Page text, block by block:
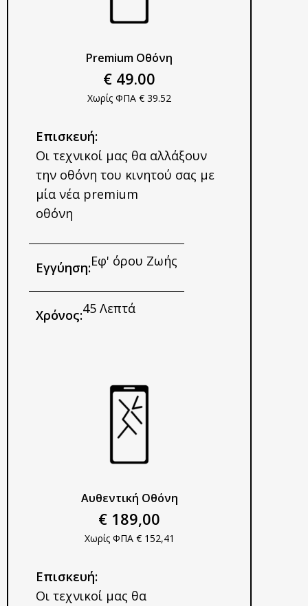
Premium Οθόνη​
€ 49.00
Χωρίς ΦΠΑ € 39.52
Επισκευή:
Οι τεχνικοί μας θα αλλάξουν
την οθόνη του κινητού σας με
μία νέα premium
οθόνη
Εγγύηση:Εφ' όρου Ζωής
Χρόνος:45 Λεπτά
Αυθεντική Οθόνη​
€ 189,00
Χωρίς ΦΠΑ € 152,41
Επισκευή:
Οι τεχνικοί μας θα